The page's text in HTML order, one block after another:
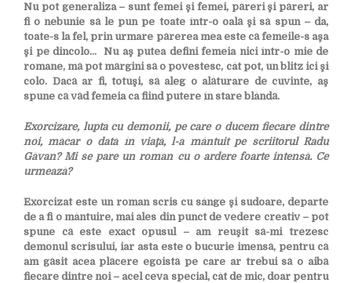
Nu pot generaliza – sunt femei şi femei, păreri şi păreri, ar
fi o nebunie să le pun pe toate într-o oală şi să spun – da,
toate-s la fel, prin urmare părerea mea este că femeile-s aşa
şi pe dincolo… Nu aş putea defini femeia nici într-o mie de
romane, mă pot mărgini să o povestesc, cât pot, un blitz ici şi
colo. Dacă ar fi, totuşi, să aleg o alăturare de cuvinte, aş
spune că văd femeia ca fiind putere în stare blândă.
Exorcizare, lupta cu demonii, pe care o ducem fiecare dintre
noi, măcar o dată în viaţă, l-a mântuit pe scriitorul Radu
Găvan? Mi se pare un roman cu o ardere foarte intensă. Ce
urmează?
Exorcizat este un roman scris cu sânge şi sudoare, departe
de a fi o mântuire, mai ales din punct de vedere creativ – pot
spune că este exact opusul – am reuşit să-mi trezesc
demonul scrisului, iar asta este o bucurie imensă, pentru că
am găsit acea plăcere egoistă pe care ar trebui să o aibă
fiecare dintre noi – acel ceva special, cât de mic, doar pentru